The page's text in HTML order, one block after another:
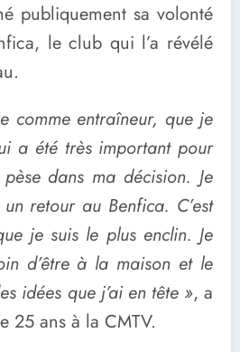
publiquement sa volonté
le club qui l’a révélé
comme entraîneur, que je
a été très important pour
dans ma décision. Je
retour au Benfica. C’est
je suis le plus enclin. Je
d’être à la maison et le
idées que j’ai en tête », a
25 ans à la CMTV.